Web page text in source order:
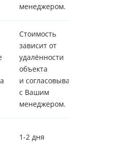
менеджером.
Стоимость
зависит от
удалённости
объекта
и согласовывается
с Вашим
менеджером.
1-2 дня